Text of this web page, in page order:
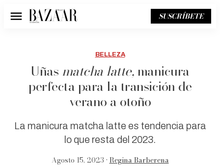
Menú SUSCRÍBETE
BELLEZA
Uñas matcha latte, manicura
perfecta para la transición de
verano a otoño
La manicura matcha latte es tendencia para
lo que resta del 2023.
Agosto 15, 2023 • Regina Barberena